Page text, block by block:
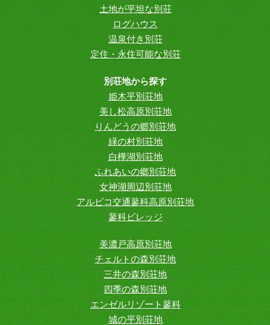
土地が平坦な別荘
ログハウス
温泉付き別荘
定住・永住可能な別荘
別荘地から探す
姫木平別荘地
美し松高原別荘地
りんどうの郷別荘地
緑の村別荘地
白樺湖別荘地
ふれあいの郷別荘地
女神湖周辺別荘地
アルピコ交通蓼科高原別荘地
蓼科ビレッジ
美濃戸高原別荘地
チェルトの森別荘地
三井の森別荘地
四季の森別荘地
エンゼルリゾート蓼科
城の平別荘地